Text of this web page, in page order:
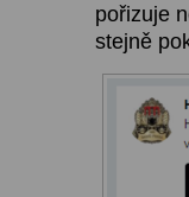
pořizuje
stejně